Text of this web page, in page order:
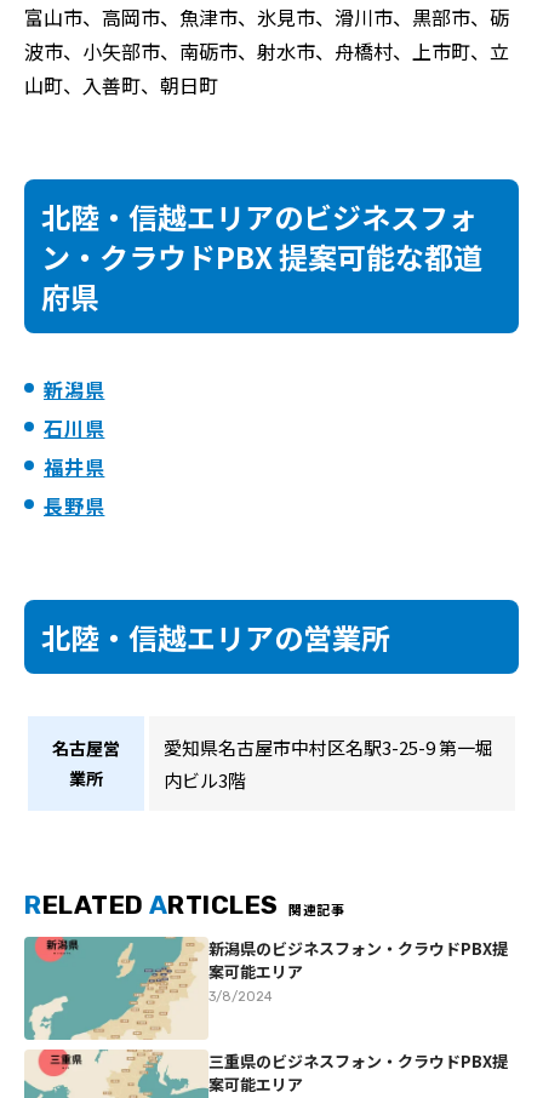
富山市、高岡市、魚津市、氷見市、滑川市、黒部市、砺
波市、小矢部市、南砺市、射水市、舟橋村、上市町、立
山町、入善町、朝日町
北陸・信越エリアのビジネスフォ
ン・クラウドPBX 提案可能な都道
府県
新潟県
石川県
福井県
長野県
北陸・信越エリアの営業所
名古屋営
業所
愛知県名古屋市中村区名駅3-25-9 第一堀
内ビル3階
RELATED ARTICLES 関連記事
新潟県のビジネスフォン・クラウドPBX提
案可能エリア
3/8/2024
三重県のビジネスフォン・クラウドPBX提
案可能エリア